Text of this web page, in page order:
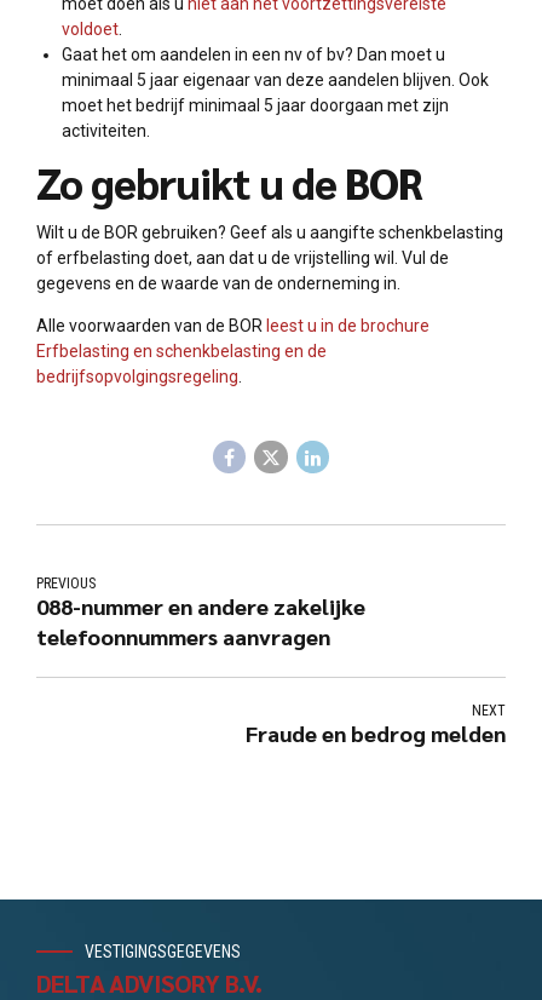
voldoet
Gaat het om aandelen in een nv of bv? Dan moet u
minimaal 5 jaar eigenaar van deze aandelen blijven. Ook
moet het bedrijf minimaal 5 jaar doorgaan met zijn
activiteiten.
Zo gebruikt u de BOR
Wilt u de BOR gebruiken? Geef als u aangifte schenkbelasting
of erfbelasting doet, aan dat u de vrijstelling wil. Vul de
gegevens en de waarde van de onderneming in.
Alle voorwaarden van de BOR leest u in de brochure
Erfbelasting en schenkbelasting en de
bedrijfsopvolgingsregeling
PREVIOUS
088-nummer en andere zakelijke
telefoonnummers aanvragen
NEXT
Fraude en bedrog melden
VESTIGINGSGEGEVENS
DELTA ADVISORY B.V.